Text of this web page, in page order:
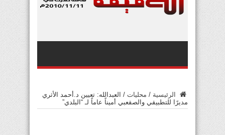
الرئيسية / محليات / العبدالله: تعيين د.أحمد الأثري
مديرًا للتطبيقي والصقعبي أميناً عاماً لـ “البلدي”